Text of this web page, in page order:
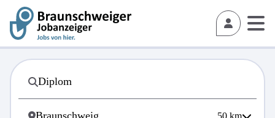
50 km